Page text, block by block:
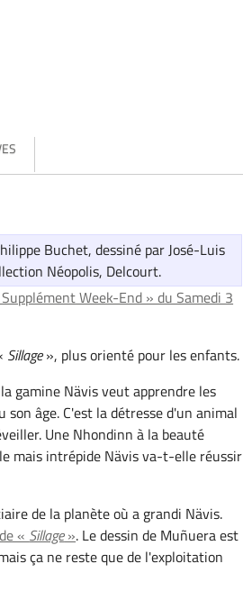
Buchet, dessiné par José-Luis
Néopolis, Delcourt.
Week-End » du Samedi 3
Sillage», plus orienté pour les enfants.
gamine Nävis veut apprendre les
son âge. C'est la détresse d'un animal
Une Nhondinn à la beauté
mais intrépide Nävis va-t-elle réussir
de la planète où a grandi Nävis.
« Sillage». Le dessin de Muñuera est
ça ne reste que de l'exploitation